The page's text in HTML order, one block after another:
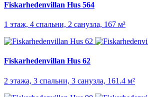
Fiskarhedenvillan Hus 564
1 этаж, 4 спальни, 2 санузла, 167 м²
Fiskarhedenvillan Hus 62
2 этажа, 3 спальни, 3 санузла, 161.4 м²